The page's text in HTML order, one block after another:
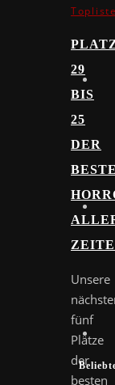
29
BIS
25
DER
Unsere
fünf
Plätze
der
besten